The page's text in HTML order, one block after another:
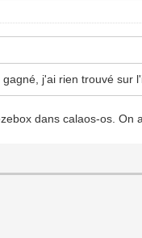
j'ai rien trouvé sur
dans calaos-os.